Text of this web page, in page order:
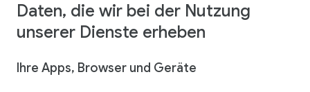
Daten, die wir bei der Nutzung
unserer Dienste erheben
Ihre Apps, Browser und Geräte